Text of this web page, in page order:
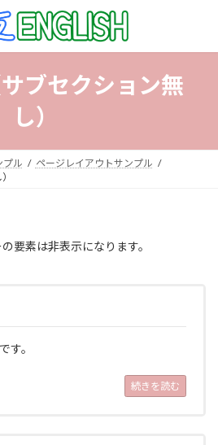
ブセクション無
し）
プル
ページレイアウトサンプル
要素は非表示になります。
す。
続きを読む